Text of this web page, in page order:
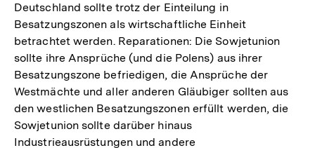
Deutschland sollte trotz der Einteilung in
Besatzungszonen als wirtschaftliche Einheit
betrachtet werden. Reparationen: Die Sowjetunion
sollte ihre Ansprüche (und die Polens) aus ihrer
Besatzungszone befriedigen, die Ansprüche der
Westmächte und aller anderen Gläubiger sollten aus
den westlichen Besatzungszonen erfüllt werden, die
Sowjetunion sollte darüber hinaus
Industrieausrüstungen und andere